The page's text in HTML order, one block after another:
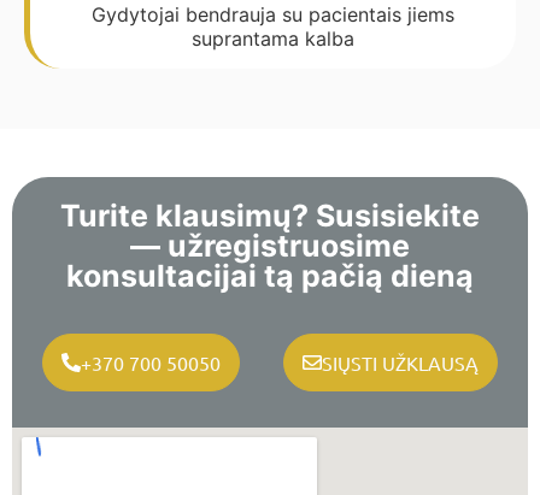
Gydytojai bendrauja su pacientais jiems
suprantama kalba
Turite klausimų? Susisiekite
— užregistruosime
konsultacijai tą pačią dieną
+370 700 50050 SIŲSTI UŽKLAUSĄ